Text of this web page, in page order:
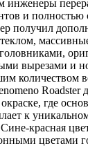
инженеры
и полностью
получил
вырезами и
количеством
Roadster
где
к
красная
цветами